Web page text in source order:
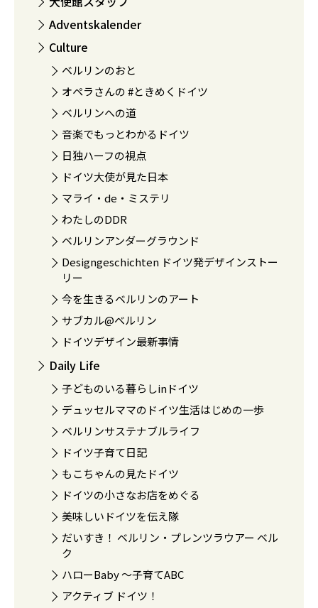
Adventskalender
Culture
ベルリンのおと
オペラさんの #ときめくドイツ
ベルリンへの道
音楽でもっとわかるドイツ
日独ハーフの視点
ドイツ大使が見た日本
マライ・de・ミステリ
わたしのDDR
ベルリンアンダーグラウンド
Designgeschichten ドイツ発デザインストー
リー
今を生きるベルリンのアート
サブカル@ベルリン
ドイツデザイン最新事情
Daily Life
子どものいる暮らしinドイツ
デュッセルママのドイツ生活はじめの一歩
ベルリンサステナブルライフ
ドイツ子育て日記
もこちゃんの見たドイツ
ドイツの小さなお店をめぐる
美味しいドイツを伝え隊
だいすき！ ベルリン・プレンツラウアー ベル
ク
ハローBaby 〜子育てABC
アクティブ ドイツ！